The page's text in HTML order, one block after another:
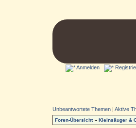
Anmelden
Unbeantwortete Themen| Aktive
Foren-Übersicht» Kleinsäuger &